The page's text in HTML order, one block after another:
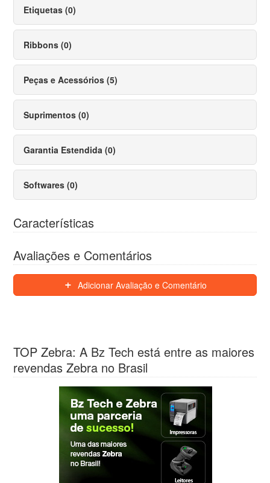
Etiquetas (0)
Ribbons (0)
Peças e Acessórios (5)
Suprimentos (0)
Garantia Estendida (0)
Softwares (0)
Características
Avaliações e Comentários
Adicionar Avaliação e Comentário
TOP Zebra: A Bz Tech está entre as maiores
revendas Zebra no Brasil